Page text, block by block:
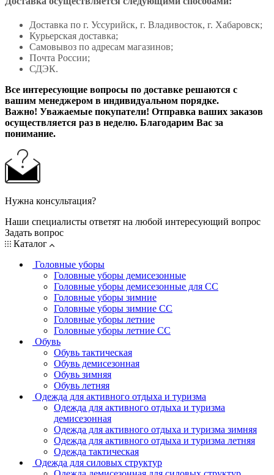
Доставка по г. Уссурийск, г. Владивосток, г. Хабаровск;
Курьерская доставка;
Самовывоз по адресам магазинов;
Почта России;
СДЭК.
Все интересующие вопросы по доставке решаются с
вашим менеджером в индивидуальном порядке.
Важно! Уважаемые покупатели! Отправка ваших заказов
осуществляется раз в неделю. Благодарим Вас за
понимание.
Нужна консультация?
Наши специалисты ответят на любой интересующий вопрос
Задать вопрос
Каталог
Головные уборы
Головные уборы демисезонные
Головные уборы демисезонные для СС
Головные уборы зимние
Головные уборы зимние СС
Головные уборы летние
Головные уборы летние СС
Обувь
Обувь тактическая
Обувь демисезонная
Обувь зимняя
Обувь летняя
Одежда для активного отдыха и туризма
Одежда для активного отдыха и туризма
демисезонная
Одежда для активного отдыха и туризма зимняя
Одежда для активного отдыха и туризма летняя
Одежда тактическая
Одежда для силовых структур